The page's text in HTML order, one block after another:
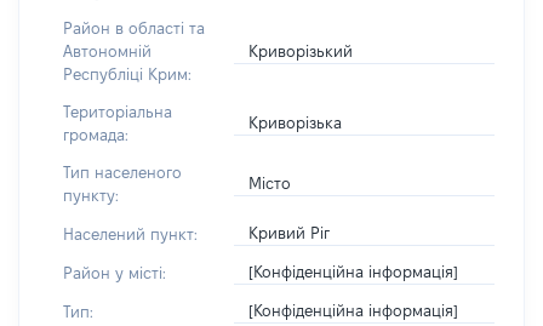
Район в області та
Автономній
Республіці Крим:
Криворізький
Територіальна
громада:
Криворізька
Тип населеного
пункту:
Місто
Населений пункт: Кривий Ріг
Район у місті: [Конфіденційна інформація]
Тип: [Конфіденційна інформація]